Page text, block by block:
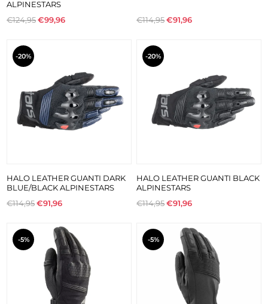
ALPINESTARS
€124,95€99,96 €114,95€91,96
-20%
HALO LEATHER GUANTI DARK
BLUE/BLACK ALPINESTARS
€114,95€91,96
-20%
HALO LEATHER GUANTI BLACK
ALPINESTARS
€114,95€91,96
-5% -5%